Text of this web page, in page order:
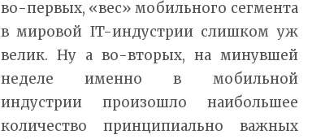
во-первых, «вес» мобильного сегмента
в мировой IT-индустрии слишком уж
велик. Ну а во-вторых, на минувшей
неделе именно в мобильной
индустрии произошло наибольшее
количество принципиально важных